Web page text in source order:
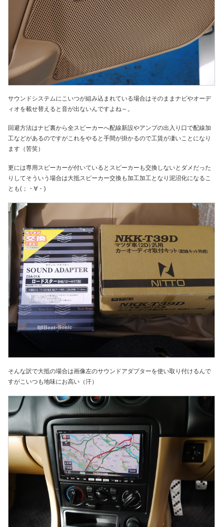
サウンドシステムにこいつが組み込まれている場合はそのままナビやオーデ
ィオを載せ替えると音が出ないんですよね～。
回避方法はナビ裏から全スピーカーへ配線新設やアンプの出入り口で配線加
工などがあるのですがこれをやると手間が掛かるので工賃が凄いことになり
ます（苦笑）
更には専用スピーカーが付いているとスピーカーも交換しないとダメだった
りしてそういう場合は大抵スピーカー交換も加工加工となり泥沼化になるこ
とも(；・∀・)
そんな訳で大抵の場合は画像左のサウンドアダプターを使い取り付けるんで
すがこいつも地味にお高い（汗）